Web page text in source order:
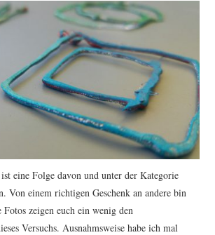
eine Folge davon und unter der Kategorie
Von einem richtigen Geschenk an andere bin
zeigen euch ein wenig den
Versuchs. Ausnahmsweise habe ich mal